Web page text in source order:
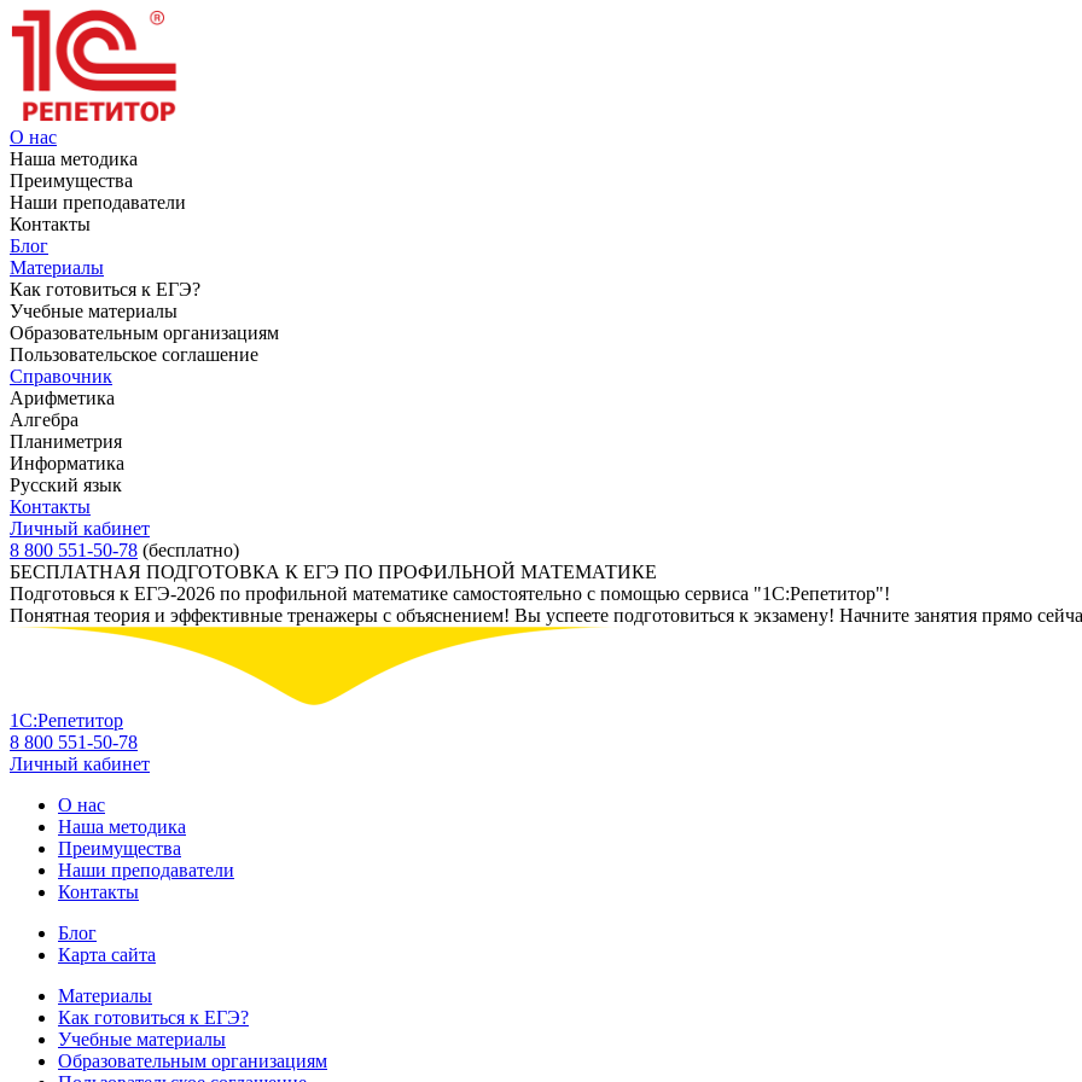
О нас
Наша методика
Преимущества
Наши преподаватели
Контакты
Блог
Материалы
Как готовиться к ЕГЭ?
Учебные материалы
Образовательным организациям
Пользовательское соглашение
Справочник
Арифметика
Алгебра
Планиметрия
Информатика
Русский язык
Контакты
Личный кабинет
8 800 551-50-78 (бесплатно)
БЕСПЛАТНАЯ ПОДГОТОВКА К ЕГЭ ПО ПРОФИЛЬНОЙ МАТЕМАТИКЕ
Подготовься к ЕГЭ-2026 по профильной математике самостоятельно с помощью сервиса "1С:Репетитор"!
Понятная теория и эффективные тренажеры с объяснением! Вы успеете подготовиться к экзамену! Начните занятия прямо
1С:Репетитор
8 800 551-50-78
Личный кабинет
О нас
Наша методика
Преимущества
Наши преподаватели
Контакты
Блог
Карта сайта
Материалы
Как готовиться к ЕГЭ?
Учебные материалы
Образовательным организациям